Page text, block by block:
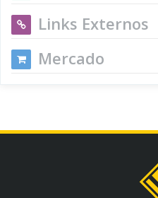
Links Externos
Mercado